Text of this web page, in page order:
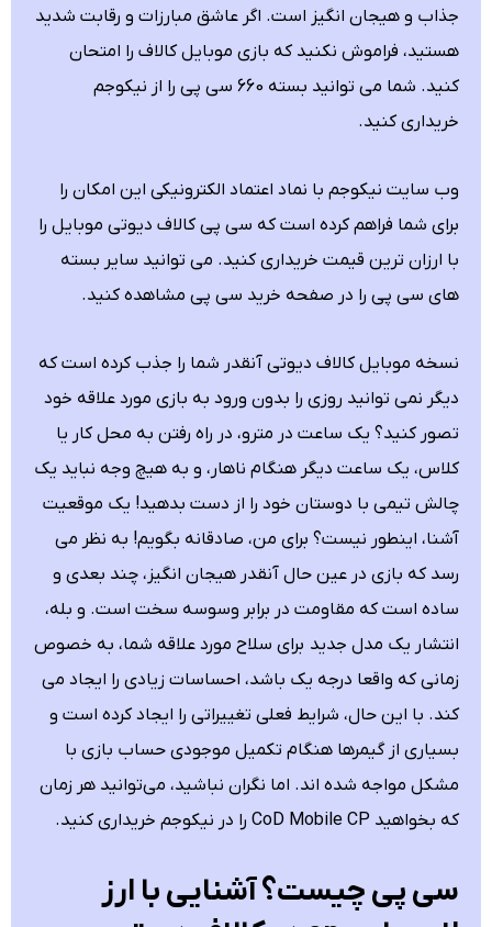
جذاب و هیجان انگیز است. اگر عاشق مبارزات و رقابت شدید
هستید، فراموش نکنید که بازی موبایل کالاف را امتحان
کنید. شما می توانید بسته 660 سی پی را از نیکوجم
خریداری کنید.
وب سایت نیکوجم با نماد اعتماد الکترونیکی این امکان را
برای شما فراهم کرده است که سی پی کالاف دیوتی موبایل را
با ارزان ترین قیمت خریداری کنید. می توانید سایر بسته
های سی پی را در صفحه خرید سی پی مشاهده کنید.
نسخه موبایل کالاف دیوتی آنقدر شما را جذب کرده است که
دیگر نمی توانید روزی را بدون ورود به بازی مورد علاقه خود
تصور کنید؟ یک ساعت در مترو، در راه رفتن به محل کار یا
کلاس، یک ساعت دیگر هنگام ناهار، و به هیچ وجه نباید یک
چالش تیمی با دوستان خود را از دست بدهید! یک موقعیت
آشنا، اینطور نیست؟ برای من، صادقانه بگویم! به نظر می
رسد که بازی در عین حال آنقدر هیجان انگیز، چند بعدی و
ساده است که مقاومت در برابر وسوسه سخت است. و بله،
انتشار یک مدل جدید برای سلاح مورد علاقه شما، به خصوص
زمانی که واقعا درجه یک باشد، احساسات زیادی را ایجاد می
کند. با این حال، شرایط فعلی تغییراتی را ایجاد کرده است و
بسیاری از گیمرها هنگام تکمیل موجودی حساب بازی با
مشکل مواجه شده اند. اما نگران نباشید، می‌توانید هر زمان
که بخواهید CoD Mobile CP را در نیکوجم خریداری کنید.
سی پی چیست؟ آشنایی با ارز